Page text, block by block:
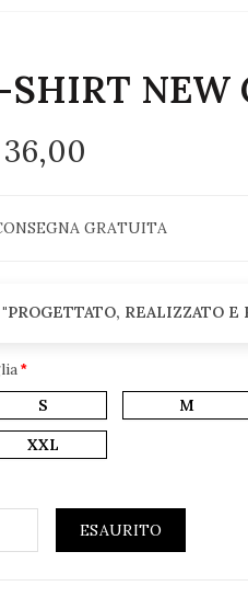
SHIRT NEW
GRATUITA
"PROGETTATO, REALIZZATO
S
M
XXL
ESAURITO